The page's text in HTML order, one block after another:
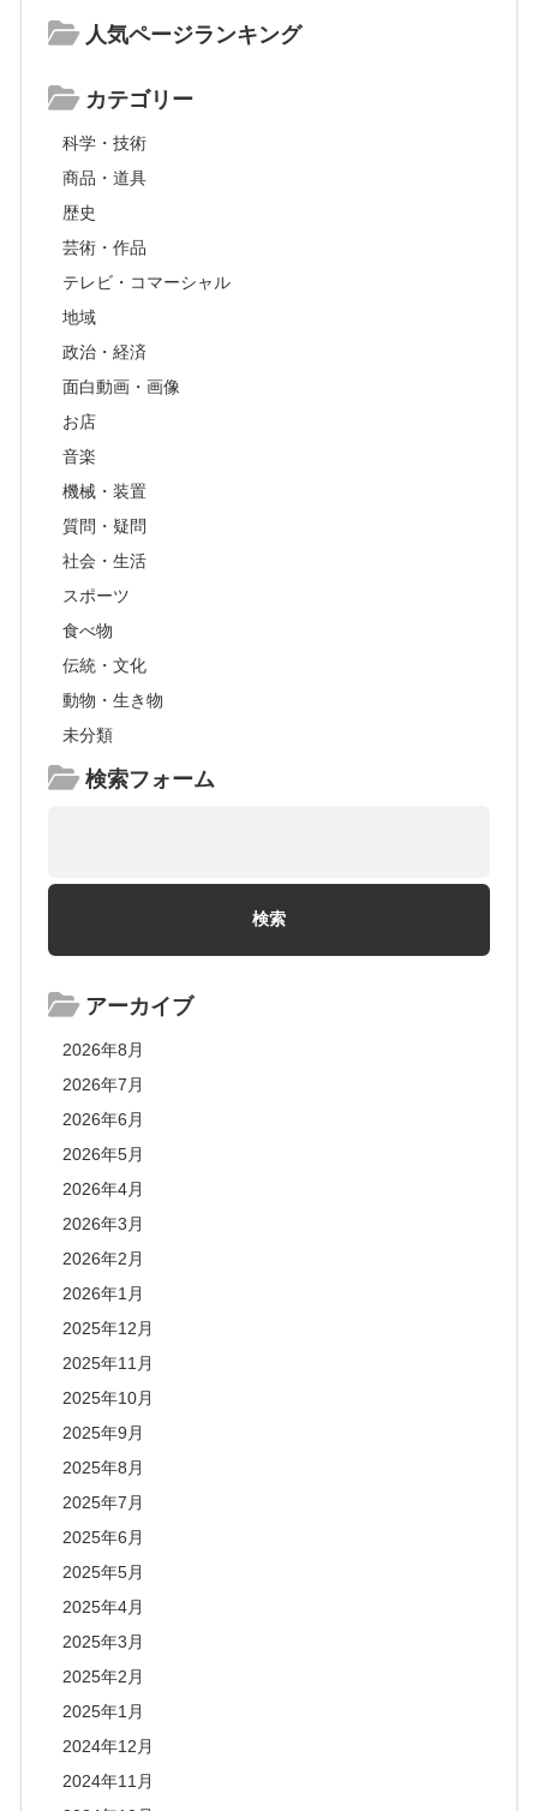
人気ページランキング
カテゴリー
科学・技術
商品・道具
歴史
芸術・作品
テレビ・コマーシャル
地域
政治・経済
面白動画・画像
お店
音楽
機械・装置
質問・疑問
社会・生活
スポーツ
食べ物
伝統・文化
動物・生き物
未分類
検索フォーム
アーカイブ
2026年8月
2026年7月
2026年6月
2026年5月
2026年4月
2026年3月
2026年2月
2026年1月
2025年12月
2025年11月
2025年10月
2025年9月
2025年8月
2025年7月
2025年6月
2025年5月
2025年4月
2025年3月
2025年2月
2025年1月
2024年12月
2024年11月